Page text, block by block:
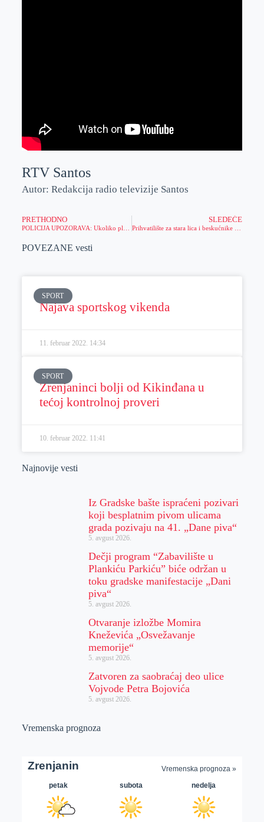
RTV Santos
Autor: Redakcija radio televizije Santos
PRETHODNO SLEDEĆE
POVEZANE vesti
SPORT
Najava sportskog vikenda
11. februar 2022. 14:34
SPORT
Zrenjaninci bolji od Kikinđana u
tećoj kontrolnoj proveri
10. februar 2022. 11:41
Najnovije vesti
Iz Gradske bašte ispraćeni pozivari
koji besplatnim pivom ulicama
grada pozivaju na 41. „Dane piva“
5. avgust 2026.
Dečji program “Zabavilište u
Plankiću Parkiću” biće održan u
toku gradske manifestacije „Dani
piva“
5. avgust 2026.
Otvaranje izložbe Momira
Kneževića „Osvežavanje
memorije“
5. avgust 2026.
Zatvoren za saobraćaj deo ulice
Vojvode Petra Bojovića
5. avgust 2026.
Vremenska prognoza